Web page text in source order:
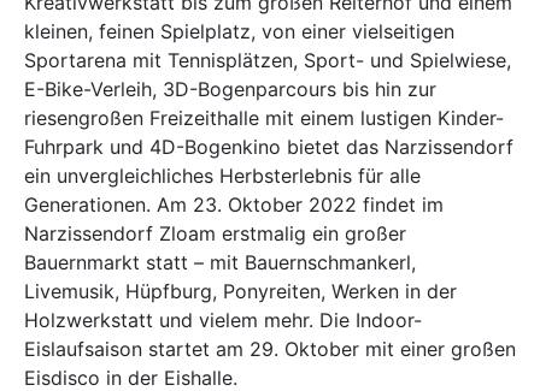
kleinen, feinen Spielplatz, von einer vielseitigen
Sportarena mit Tennisplätzen, Sport- und Spielwiese,
E-Bike-Verleih, 3D-Bogenparcours bis hin zur
riesengroßen Freizeithalle mit einem lustigen Kinder-
Fuhrpark und 4D-Bogenkino bietet das Narzissendorf
ein unvergleichliches Herbsterlebnis für alle
Generationen. Am 23. Oktober 2022 findet im
Narzissendorf Zloam erstmalig ein großer
Bauernmarkt statt – mit Bauernschmankerl,
Livemusik, Hüpfburg, Ponyreiten, Werken in der
Holzwerkstatt und vielem mehr. Die Indoor-
Eislaufsaison startet am 29. Oktober mit einer großen
Eisdisco in der Eishalle.